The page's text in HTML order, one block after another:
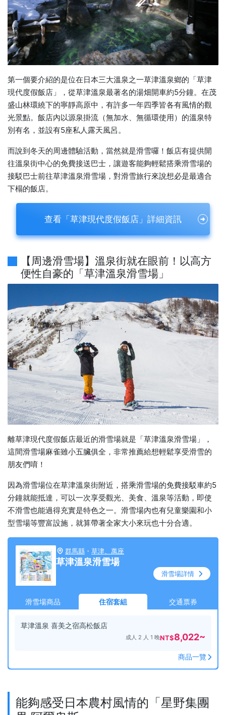
第一個要介紹的是位在日本三大溫泉之一草津溫泉鄉的「草津
現代度假飯店」，從草津溫泉最著名的湯畑開車約5分鐘。在茂
盛山林環繞下的寧靜高原中，有許多一年四季皆各有風情的觀
光景點。飯店內以源泉掛流（無加水、無循環使用）的溫泉特
別有名，並設有5座私人露天風呂。
而說到冬天的周邊體驗活動，當然就是滑雪囉！飯店有提供開
往溫泉街中心的免費接送巴士，讓遊客能夠輕鬆搭乘滑雪場的
接駁巴士前往草津溫泉滑雪場，對滑雪旅行來說想必是最適合
下榻的飯店。
查看「草津現代度假飯店」詳細資訊
【周邊滑雪場】溫泉街就在眼前！以高方
便性自豪的「草津溫泉滑雪場」
離草津現代度假飯店最近的滑雪場就是「草津溫泉滑雪場」，
這間滑雪場麻雀雖小五臟俱全，非常推薦給想輕鬆享受滑雪的
朋友們唷！
因為滑雪場位在草津溫泉街附近，搭乘滑雪場的免費接駁車約5
分鐘就能抵達，可以一次享受觀光、美食、溫泉等活動，即使
不滑雪也能過得充實是特色之一。滑雪場內也有兒童樂園和小
型雪場等豐富設施，就算帶著全家大小來玩也十分合適。
群馬縣 ・ 草津、萬座
草津溫泉滑雪場
滑雪場詳情
滑雪場商品 住宿套組 交通票券
草津溫泉 喜美之宿高松飯店
成人 2 人 1 晚NT$8,022~
商品一覽
能夠感受日本農村風情的「星野集團